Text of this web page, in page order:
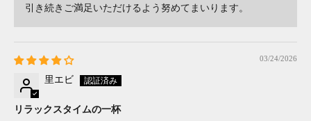
引き続きご満足いただけるよう努めてまいります。
03/24/2026
里エビ
リラックスタイムの一杯